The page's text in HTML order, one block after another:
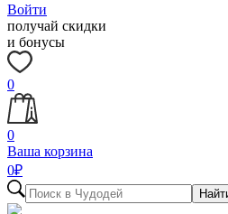
Войти
получай скидки
и бонусы
0
0
Ваша корзина
0₽